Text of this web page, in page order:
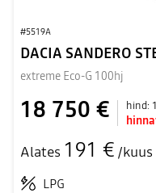
#5519A
DACIA SANDERO
extreme Eco-G 100hj
18 750 € hind:
Alates 191 € /kuus
LPG